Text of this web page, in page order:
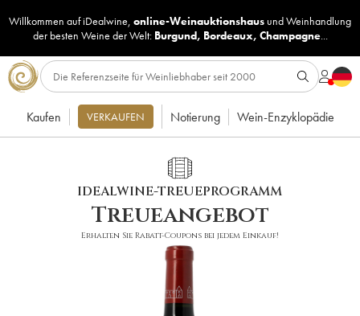
Willkommen auf iDealwine, online-Weinauktionshaus undWeinhandlung
der besten Weine der Welt: Burgund, Bordeaux, Champagne...
Kaufen VERKAUFEN Notierung Wein-Enzyklopädie
IDEALWINE-TREUEPROGRAMM
Treueangebot
Erhalten Sie Rabatt-Coupons bei jedem Einkauf!